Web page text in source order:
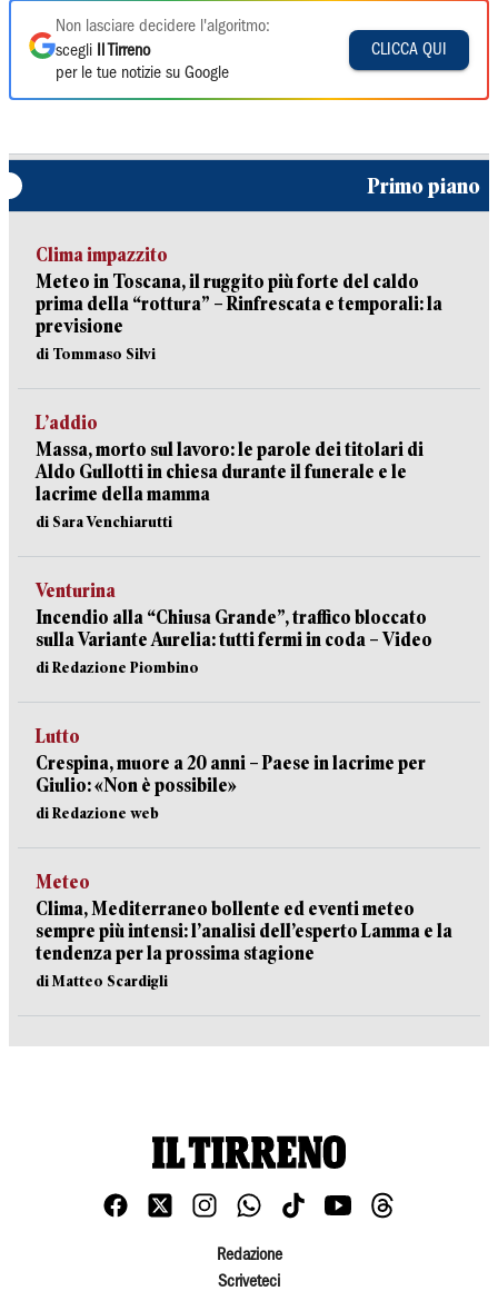
Non lasciare decidere l'algoritmo:
scegli
Il Tirreno
per le tue notizie su Google
CLICCA QUI
Primo piano
Clima impazzito
Meteo in Toscana, il ruggito più forte del caldo
prima della “rottura” – Rinfrescata e temporali: la
previsione
di Tommaso Silvi
L’addio
Massa, morto sul lavoro: le parole dei titolari di
Aldo Gullotti in chiesa durante il funerale e le
lacrime della mamma
di Sara Venchiarutti
Venturina
Incendio alla “Chiusa Grande”, traffico bloccato
sulla Variante Aurelia: tutti fermi in coda – Video
di Redazione Piombino
Lutto
Crespina, muore a 20 anni – Paese in lacrime per
Giulio: «Non è possibile»
di Redazione web
Meteo
Clima, Mediterraneo bollente ed eventi meteo
sempre più intensi: l’analisi dell’esperto Lamma e la
tendenza per la prossima stagione
di Matteo Scardigli
Redazione
Scriveteci